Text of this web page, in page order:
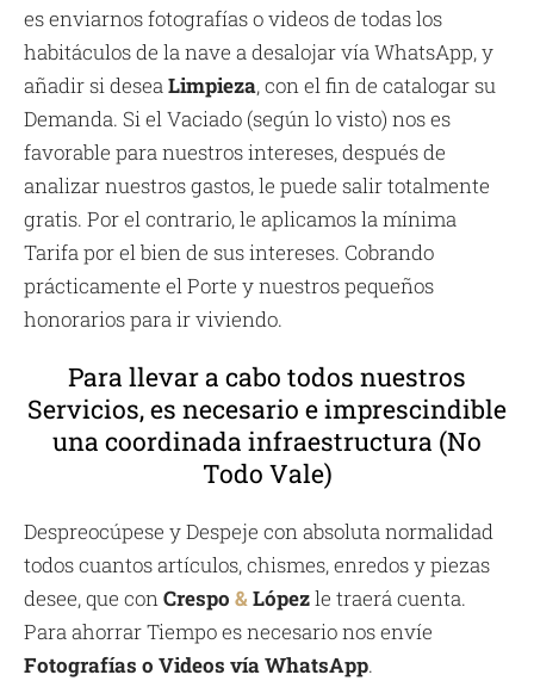
es enviarnos fotografías o videos de todas los
habitáculos de la nave a desalojar vía WhatsApp, y
añadir si deseaLimpieza, con el fin de catalogar su
Demanda. Si el Vaciado (según lo visto) nos es
favorable para nuestros intereses, después de
analizar nuestros gastos, le puede salir totalmente
gratis. Por el contrario, le aplicamos la mínima
Tarifa por el bien de sus intereses. Cobrando
prácticamente el Porte y nuestros pequeños
honorarios para ir viviendo.
Para llevar a cabo todos nuestros
Servicios, es necesario e imprescindible
una coordinada infraestructura (No
Todo Vale)
Despreocúpese y Despeje con absoluta normalidad
todos cuantos artículos, chismes, enredos y piezas
desee, que conCrespo &Lópezle traerá cuenta.
Para ahorrar Tiempo es necesario nos envíe
Fotografías o Videos vía WhatsApp.